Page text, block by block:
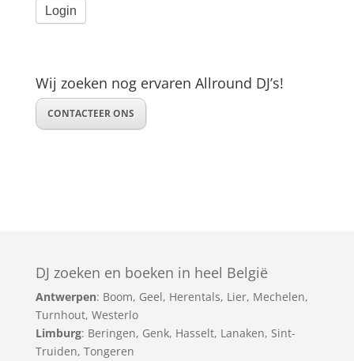
Wij zoeken nog ervaren Allround DJ’s!
CONTACTEER ONS
DJ zoeken en boeken in heel België
Antwerpen: Boom, Geel, Herentals, Lier, Mechelen,
Turnhout, Westerlo
Limburg: Beringen, Genk, Hasselt, Lanaken, Sint-
Truiden, Tongeren